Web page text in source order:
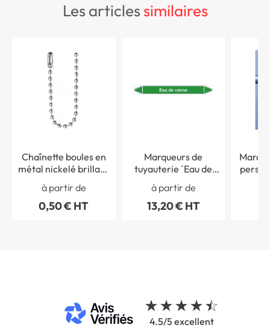
les articlessimilaires
Chaînette boules en
métal nickelé brillant
à partir de
0,50 € HT
Marqueurs de
tuyauterie ´Eau de
à partir de
13,20 € HT
4.5/5 excellent